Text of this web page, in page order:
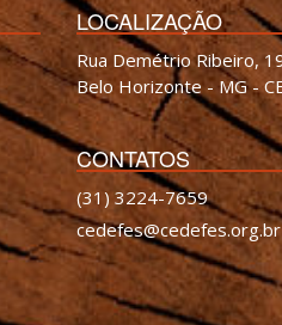
LOCALIZAÇÃO
Rua Demétrio Ribeiro,
Belo Horizonte - MG -
CONTATOS
(31) 3224-7659
cedefes@cedefes.org.br